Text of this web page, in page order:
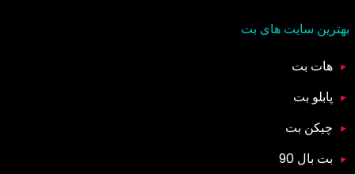
بهترین سایت های بت
هات بت
پابلو بت
چیکن بت
بت بال 90